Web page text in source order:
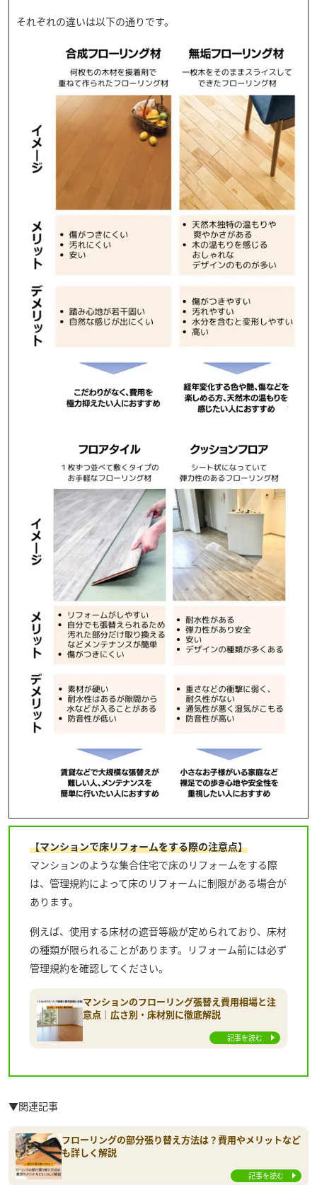
それぞれの違いは以下の通りです。
【マンションで床リフォームをする際の注意点】
マンションのような集合住宅で床のリフォームをする際
は、管理規約によって床のリフォームに制限がある場合が
あります。
例えば、使用する床材の遮音等級が定められており、床材
の種類が限られることがあります。リフォーム前には必ず
管理規約を確認してください。
マンションのフローリング張替え費用相場と注
意点｜広さ別・床材別に徹底解説
記事を読む
▼関連記事
フローリングの部分張り替え方法は？費用やメリットなど
も詳しく解説
記事を読む